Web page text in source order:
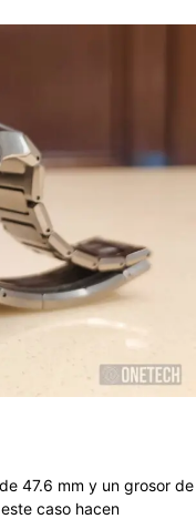
47.6 mm y un grosor de
caso hacen